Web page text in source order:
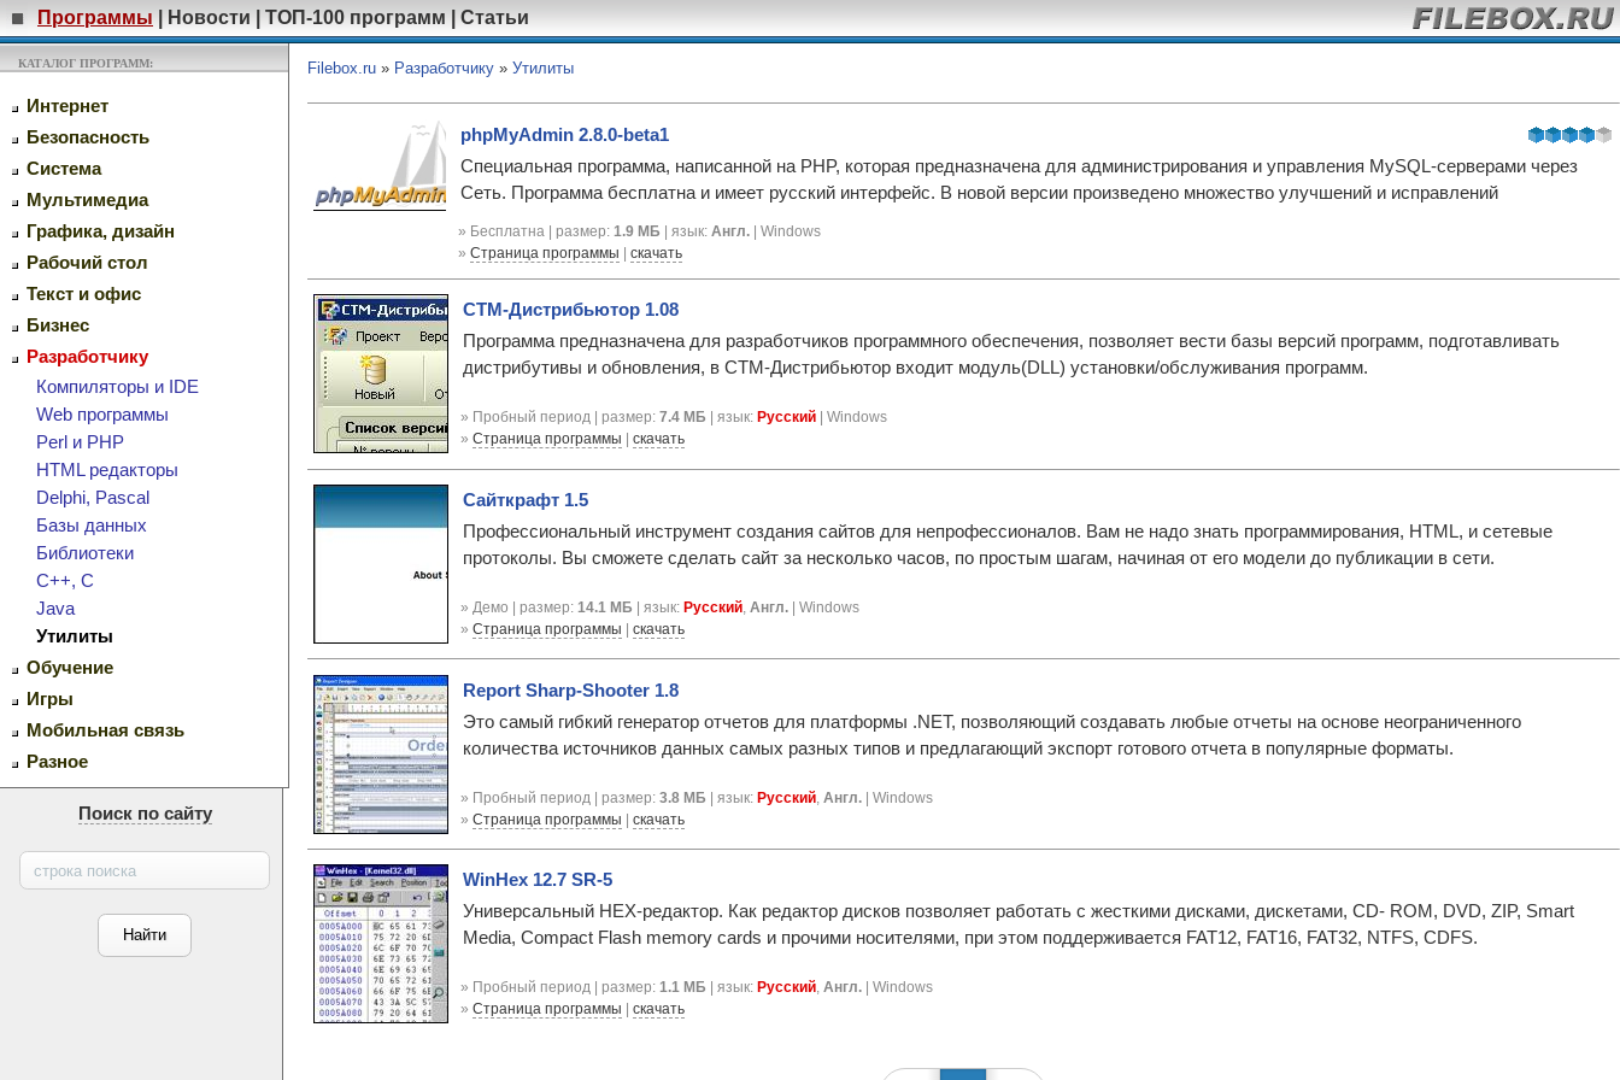
Программы Новости ТОП-100 программ Статьи
КАТАЛОГ ПРОГРАММ:
Интернет
Безопасность
Система
Мультимедиа
Графика, дизайн
Рабочий стол
Текст и офис
Бизнес
Разработчику
Компиляторы и IDE
Web программы
Perl и PHP
HTML редакторы
Delphi, Pascal
Базы данных
Библиотеки
C++, C
Java
Утилиты
Обучение
Игры
Мобильная связь
Разное
Поиск по сайту
Filebox.ru » Разработчику » Утилиты
phpMyAdmin 2.8.0-beta1
Cпециальная программа, написанной на PHP, которая предназначена для администрирования и управления MySQL-серверами через
Сеть. Программа бесплатна и имеет русский интерфейс. В новой версии произведено множество улучшений и исправлений
» Бесплатна | размер: 1.9 МБ | язык: Англ. | Windows
» Страница программы | скачать
СТМ-Дистрибьютор 1.08
Программа предназначена для разработчиков программного обеспечения, позволяет вести базы версий программ, подготавливать
дистрибутивы и обновления, в СТМ-Дистрибьютор входит модуль(DLL) установки/обслуживания программ.
» Пробный период | размер: 7.4 МБ | язык: Русский | Windows
» Страница программы скачать
Сайткрафт 1.5
Профессиональный инструмент создания сайтов для непрофессионалов. Вам не надо знать программирования, HTML, и сетевые
протоколы. Вы сможете сделать сайт за несколько часов, по простым шагам, начиная от его модели до публикации в сети.
» Демо | размер: 14.1 МБ | язык: Русский, Англ. | Windows
» Страница программы скачать
Report Sharp-Shooter 1.8
Это самый гибкий генератор отчетов для платформы .NET, позволяющий создавать любые отчеты на основе неограниченного
количества источников данных самых разных типов и предлагающий экспорт готового отчета в популярные форматы.
» Пробный период | размер: 3.8 МБ | язык: Русский Англ. | Windows
» Страница программы | скачать
WinHex 12.7 SR-5
Универсальный HEX-редактор. Как редактор дисков позволяет работать с жесткими дисками, дискетами, CD- ROM, DVD, ZIP, Smart
Media, Compact Flash memory cards и прочими носителями, при этом поддерживается FAT12, FAT16, FAT32, NTFS, CDFS.
» Пробный период | размер: 1.1 МБ | язык: Русский, Англ. | Windows
» Страница программы скачать